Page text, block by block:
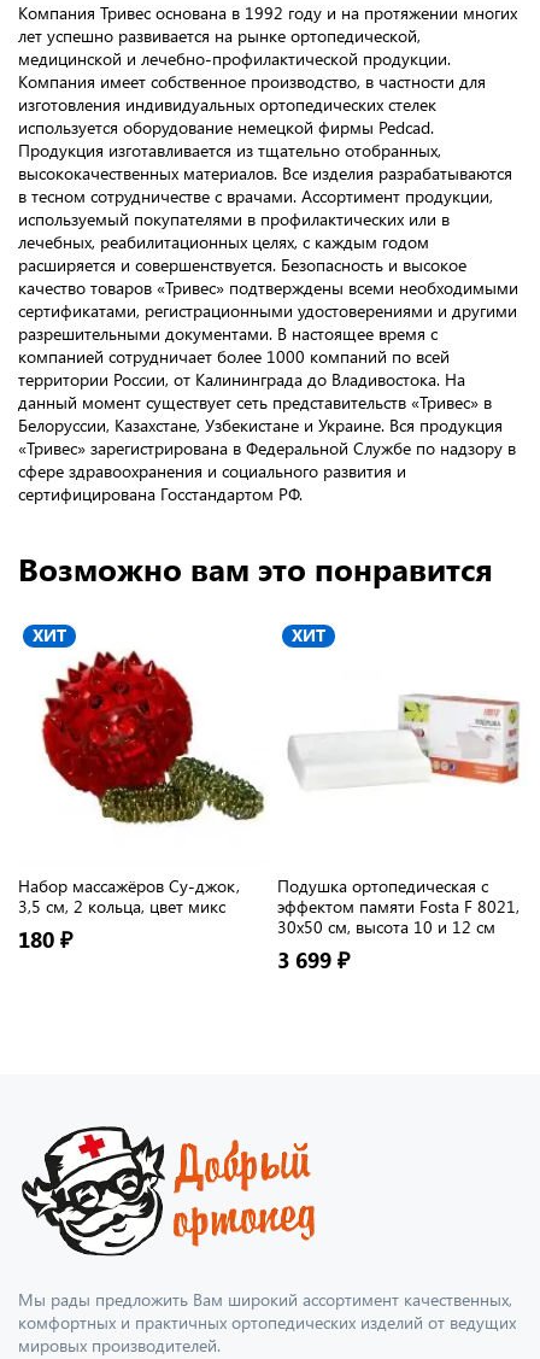
Компания Тривес основана в 1992 году и на протяжении многих
лет успешно развивается на рынке ортопедической,
медицинской и лечебно-профилактической продукции.
Компания имеет собственное производство, в частности для
изготовления индивидуальных ортопедических стелек
используется оборудование немецкой фирмы Pedcad.
Продукция изготавливается из тщательно отобранных,
высококачественных материалов. Все изделия разрабатываются
в тесном сотрудничестве с врачами. Ассортимент продукции,
используемый покупателями в профилактических или в
лечебных, реабилитационных целях, с каждым годом
расширяется и совершенствуется. Безопасность и высокое
качество товаров «Тривес» подтверждены всеми необходимыми
сертификатами, регистрационными удостоверениями и другими
разрешительными документами. В настоящее время с
компанией сотрудничает более 1000 компаний по всей
территории России, от Калининграда до Владивостока. На
данный момент существует сеть представительств «Тривес» в
Белоруссии, Казахстане, Узбекистане и Украине. Вся продукция
«Тривес» зарегистрирована в Федеральной Службе по надзору в
сфере здравоохранения и социального развития и
сертифицирована Госстандартом РФ.
Возможно вам это понравится
ХИТ
Набор массажёров Су-джок,
3,5 см, 2 кольца, цвет микс
180 ₽
ХИТ
Подушка ортопедическая с
эффектом памяти Fosta F 8021,
30х50 см, высота 10 и 12 см
3 699 ₽
Мы рады предложить Вам широкий ассортимент качественных,
комфортных и практичных ортопедических изделий от ведущих
мировых производителей.